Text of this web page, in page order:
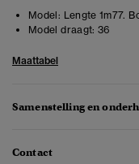
Model: Lengte 1m77.
Model draagt: 36
Maattabel
Samenstelling en
Contact